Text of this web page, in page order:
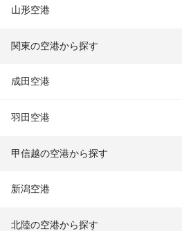
山形空港
関東の空港から探す
成田空港
羽田空港
甲信越の空港から探す
新潟空港
北陸の空港から探す